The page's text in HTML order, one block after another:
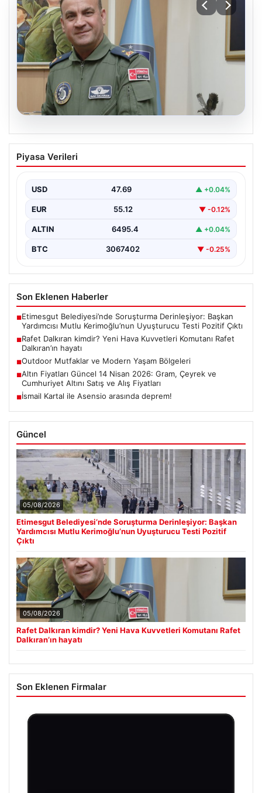
05.08.2026
Rafet Dalkıran kimdir? Yeni Hava
Kuvvetleri Komutanı Rafet Dalkıran’ın
Piyasa Verileri
USD 47.69 ▲ +0.04%
EUR 55.12 ▼ -0.12%
ALTIN 6495.4 ▲ +0.04%
BTC 3067402 ▼ -0.25%
Son Eklenen Haberler
■Etimesgut Belediyesi’nde Soruşturma Derinleşiyor: Başkan
Yardımcısı Mutlu Kerimoğlu’nun Uyuşturucu Testi Pozitif Çıktı
■Rafet Dalkıran kimdir? Yeni Hava Kuvvetleri Komutanı Rafet
Dalkıran’ın hayatı
■Outdoor Mutfaklar ve Modern Yaşam Bölgeleri
■Altın Fiyatları Güncel 14 Nisan 2026: Gram, Çeyrek ve
Cumhuriyet Altını Satış ve Alış Fiyatları
■İsmail Kartal ile Asensio arasında deprem!
Güncel
05/08/2026
Etimesgut Belediyesi’nde Soruşturma Derinleşiyor: Başkan
Yardımcısı Mutlu Kerimoğlu’nun Uyuşturucu Testi Pozitif
Çıktı
05/08/2026
Rafet Dalkıran kimdir? Yeni Hava Kuvvetleri Komutanı Rafet
Dalkıran’ın hayatı
Son Eklenen Firmalar